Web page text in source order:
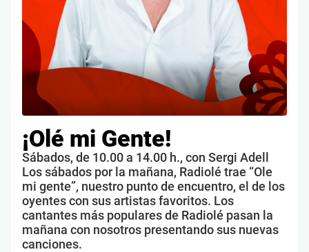
¡Olé mi Gente!
Sábados, de 10.00 a 14.00 h., con Sergi Adell
Los sábados por la mañana, Radiolé trae “Ole
mi gente”, nuestro punto de encuentro, el de los
oyentes con sus artistas favoritos. Los
cantantes más populares de Radiolé pasan la
mañana con nosotros presentando sus nuevas
canciones.